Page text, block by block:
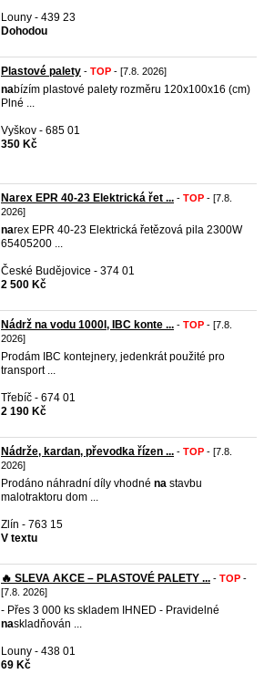
Louny - 439 23
Dohodou
Plastové palety - TOP - [7.8. 2026]
nabízím plastové palety rozměru 120x100x16 (cm)
Plné ...
Vyškov - 685 01
350 Kč
Narex EPR 40-23 Elektrická řet ... - TOP - [7.8.
2026]
narex EPR 40-23 Elektrická řetězová pila 2300W
65405200 ...
České Budějovice - 374 01
2 500 Kč
Nádrž na vodu 1000l, IBC konte ... - TOP - [7.8.
2026]
Prodám IBC kontejnery, jedenkrát použité pro
transport ...
Třebíč - 674 01
2 190 Kč
Nádrže, kardan, převodka řízen ... - TOP - [7.8.
2026]
Prodáno náhradní díly vhodné na stavbu
malotraktoru dom ...
Zlín - 763 15
V textu
🔥 SLEVA AKCE – PLASTOVÉ PALETY ... - TOP -
[7.8. 2026]
- Přes 3 000 ks skladem IHNED - Pravidelné
naskladňován ...
Louny - 438 01
69 Kč